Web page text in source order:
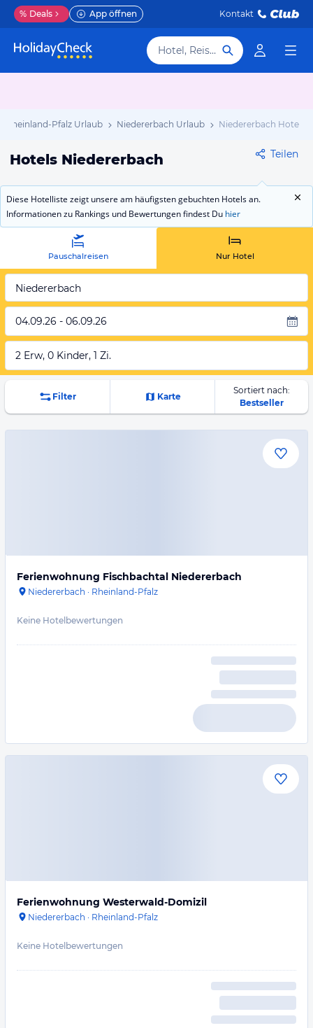
% Deals App öffnen Kontakt
Hotel, Reiseziel
Rheinland-Pfalz Urlaub Niedererbach Urlaub Niedererbach Hotels
Hotels Niedererbach Teilen
Diese Hotelliste zeigt unsere am häufigsten gebuchten Hotels an.
Informationen zu Rankings und Bewertungen findest Du hier
Pauschalreisen Nur Hotel
Niedererbach
04.09.26 - 06.09.26
2 Erw, 0 Kinder, 1 Zi.
Filter Karte
Sortiert nach:
Bestseller
Ferienwohnung Fischbachtal Niedererbach
Niedererbach · Rheinland-Pfalz
Keine Hotelbewertungen
Ferienwohnung Westerwald-Domizil
Niedererbach · Rheinland-Pfalz
Keine Hotelbewertungen